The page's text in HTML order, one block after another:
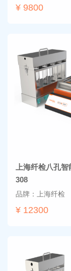
¥ 9800
上海纤检八孔
308
品牌：上海纤检
¥ 12300